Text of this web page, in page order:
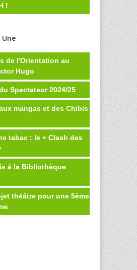
!
de l'Orientation au
Hugo
Spectateur 2024/25
mangas et des Chibis
tabac : le « Clash des
à la Bibliothèque
théâtre pour une 5ème